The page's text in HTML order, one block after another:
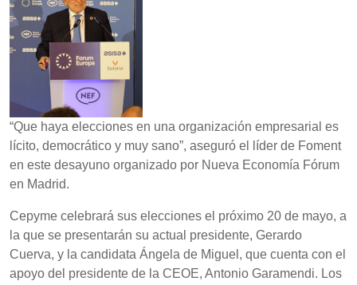
“Que haya elecciones en una organización empresarial es
lícito, democrático y muy sano”, aseguró el líder de Foment
en este desayuno organizado por Nueva Economía Fórum
en Madrid.
Cepyme celebrará sus elecciones el próximo 20 de mayo, a
la que se presentarán su actual presidente, Gerardo
Cuerva, y la candidata Ángela de Miguel, que cuenta con el
apoyo del presidente de la CEOE, Antonio Garamendi. Los